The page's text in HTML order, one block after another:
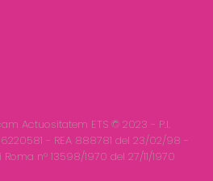
Actuositatem ETS © 2023 - P.I.
- REA 888781 del 23/02/98 -
Roma n° 13598/1970 del 27/11/1970